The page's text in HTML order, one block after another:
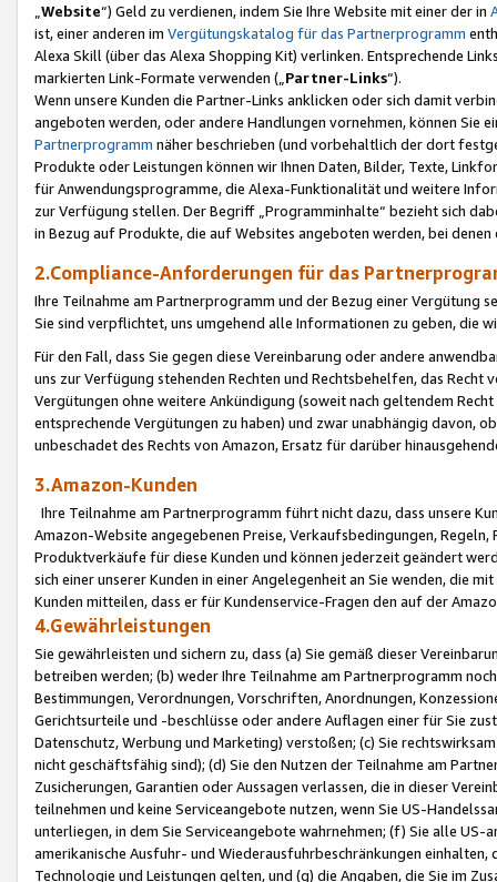
Website“) Geld zu verdienen, indem Sie Ihre Website mit einer der in
ist, einer anderen im Vergütungskatalog für das Partnerprogramm
Alexa Skill (über das Alexa Shopping Kit) verlinken. Entsprechende
markierten Link-Formate verwenden („ Partner-Links“).
Wenn unsere Kunden die Partner-Links anklicken oder sich damit
angeboten werden, oder andere Handlungen vornehmen, können Sie
Partnerprogramm näher beschrieben (und vorbehaltlich der dort
Produkte oder Leistungen können wir Ihnen Daten, Bilder, Texte,
für Anwendungsprogramme, die Alexa-Funktionalität und weitere
zur Verfügung stellen. Der Begriff „Programminhalte“ bezieht sich
in Bezug auf Produkte, die auf Websites angeboten werden, bei
2.Compliance-Anforderungen für das
Ihre Teilnahme am Partnerprogramm und der Bezug einer Vergütung
Sie sind verpflichtet, uns umgehend alle Informationen zu geben, die
Für den Fall, dass Sie gegen diese Vereinbarung oder andere
uns zur Verfügung stehenden Rechten und Rechtsbehelfen, das
Vergütungen ohne weitere Ankündigung (soweit nach geltendem
entsprechende Vergütungen zu haben) und zwar unabhängig davon,
unbeschadet des Rechts von Amazon, Ersatz für darüber
3.Amazon-Kunden
Ihre Teilnahme am Partnerprogramm führt nicht dazu, dass unsere
Amazon-Website angegebenen Preise, Verkaufsbedingungen,
Produktverkäufe für diese Kunden und können jederzeit geändert
sich einer unserer Kunden in einer Angelegenheit an Sie wenden, die
Kunden mitteilen, dass er für Kundenservice-Fragen den auf der
4.Gewährleistungen
Sie gewährleisten und sichern zu, dass (a) Sie gemäß dieser
betreiben werden; (b) weder Ihre Teilnahme am Partnerprogramm
Bestimmungen, Verordnungen, Vorschriften, Anordnungen,
Gerichtsurteile und -beschlüsse oder andere Auflagen einer für Sie
Datenschutz, Werbung und Marketing) verstoßen; (c) Sie
nicht geschäftsfähig sind); (d) Sie den Nutzen der Teilnahme am
Zusicherungen, Garantien oder Aussagen verlassen, die in dieser
teilnehmen und keine Serviceangebote nutzen, wenn Sie US-
unterliegen, in dem Sie Serviceangebote wahrnehmen; (f) Sie alle
amerikanische Ausfuhr- und Wiederausfuhrbeschränkungen
Technologie und Leistungen gelten, und (g) die Angaben, die Sie im